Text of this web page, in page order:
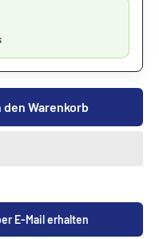
den Warenkorb
E-Mail erhalten